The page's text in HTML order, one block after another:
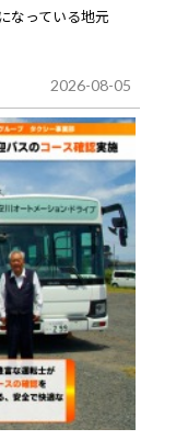
なっている地元
2026-08-05